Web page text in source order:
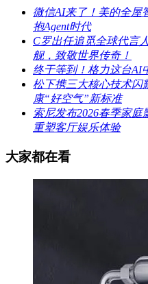
微信AI来了！美的全屋
抱Agent时代
C罗出任追觅全球代言
舰，致敬世界传奇！
终于等到！格力这台AI
松下携三大核心技术闪
康“好空气”新标准
索尼发布2026春季家
重塑客厅娱乐体验
大家都在看